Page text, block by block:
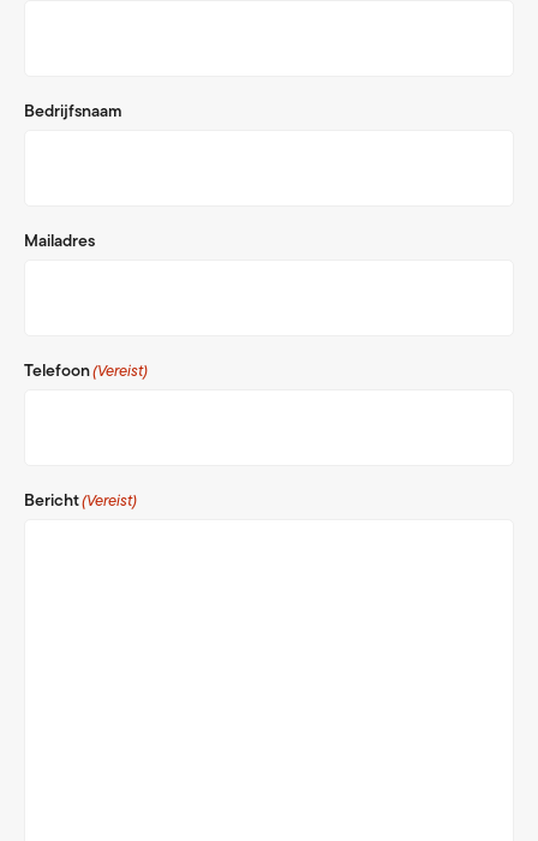
Bedrijfsnaam
Mailadres
Telefoon(Vereist)
Bericht(Vereist)